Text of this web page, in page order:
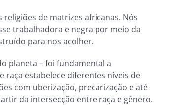
de matrizes africanas. Nós
trabalhadora e negra por meio da
para nos acolher.
planeta – foi fundamental a
raça estabelece diferentes níveis de
com uberização, precarização e até
da intersecção entre raça e gênero.